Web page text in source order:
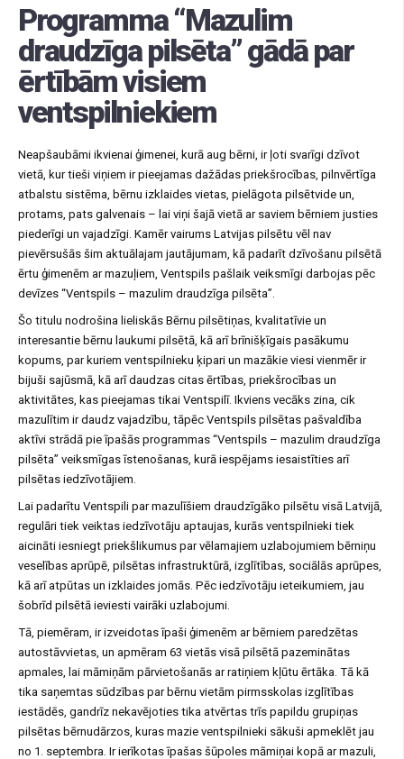
Programma “Mazulim
draudzīga pilsēta” gādā par
ērtībām visiem
ventspilniekiem
Neapšaubāmi ikvienai ģimenei, kurā aug bērni, ir ļoti svarīgi dzīvot
vietā, kur tieši viņiem ir pieejamas dažādas priekšrocības, pilnvērtīga
atbalstu sistēma, bērnu izklaides vietas, pielāgota pilsētvide un,
protams, pats galvenais – lai viņi šajā vietā ar saviem bērniem justies
piederīgi un vajadzīgi. Kamēr vairums Latvijas pilsētu vēl nav
pievērsušās šim aktuālajam jautājumam, kā padarīt dzīvošanu pilsētā
ērtu ģimenēm ar mazuļiem, Ventspils pašlaik veiksmīgi darbojas pēc
devīzes “Ventspils – mazulim draudzīga pilsēta”.
Šo titulu nodrošina lieliskās Bērnu pilsētiņas, kvalitatīvie un
interesantie bērnu laukumi pilsētā, kā arī brīnišķīgais pasākumu
kopums, par kuriem ventspilnieku ķipari un mazākie viesi vienmēr ir
bijuši sajūsmā, kā arī daudzas citas ērtības, priekšrocības un
aktivitātes, kas pieejamas tikai Ventspilī. Ikviens vecāks zina, cik
mazulītim ir daudz vajadzību, tāpēc Ventspils pilsētas pašvaldība
aktīvi strādā pie īpašās programmas “Ventspils – mazulim draudzīga
pilsēta” veiksmīgas īstenošanas, kurā iespējams iesaistīties arī
pilsētas iedzīvotājiem.
Lai padarītu Ventspili par mazulīšiem draudzīgāko pilsētu visā Latvijā,
regulāri tiek veiktas iedzīvotāju aptaujas, kurās ventspilnieki tiek
aicināti iesniegt priekšlikumus par vēlamajiem uzlabojumiem bērniņu
veselības aprūpē, pilsētas infrastruktūrā, izglītības, sociālās aprūpes,
kā arī atpūtas un izklaides jomās. Pēc iedzīvotāju ieteikumiem, jau
šobrīd pilsētā ieviesti vairāki uzlabojumi.
Tā, piemēram, ir izveidotas īpaši ģimenēm ar bērniem paredzētas
autostāvvietas, un apmēram 63 vietās visā pilsētā pazeminātas
apmales, lai māmiņām pārvietošanās ar ratiņiem kļūtu ērtāka. Tā kā
tika saņemtas sūdzības par bērnu vietām pirmsskolas izglītības
iestādēs, gandrīz nekavējoties tika atvērtas trīs papildu grupiņas
pilsētas bērnudārzos, kuras mazie ventspilnieki sākuši apmeklēt jau
no 1. septembra. Ir ierīkotas īpašas šūpoles māmiņai kopā ar mazuli,